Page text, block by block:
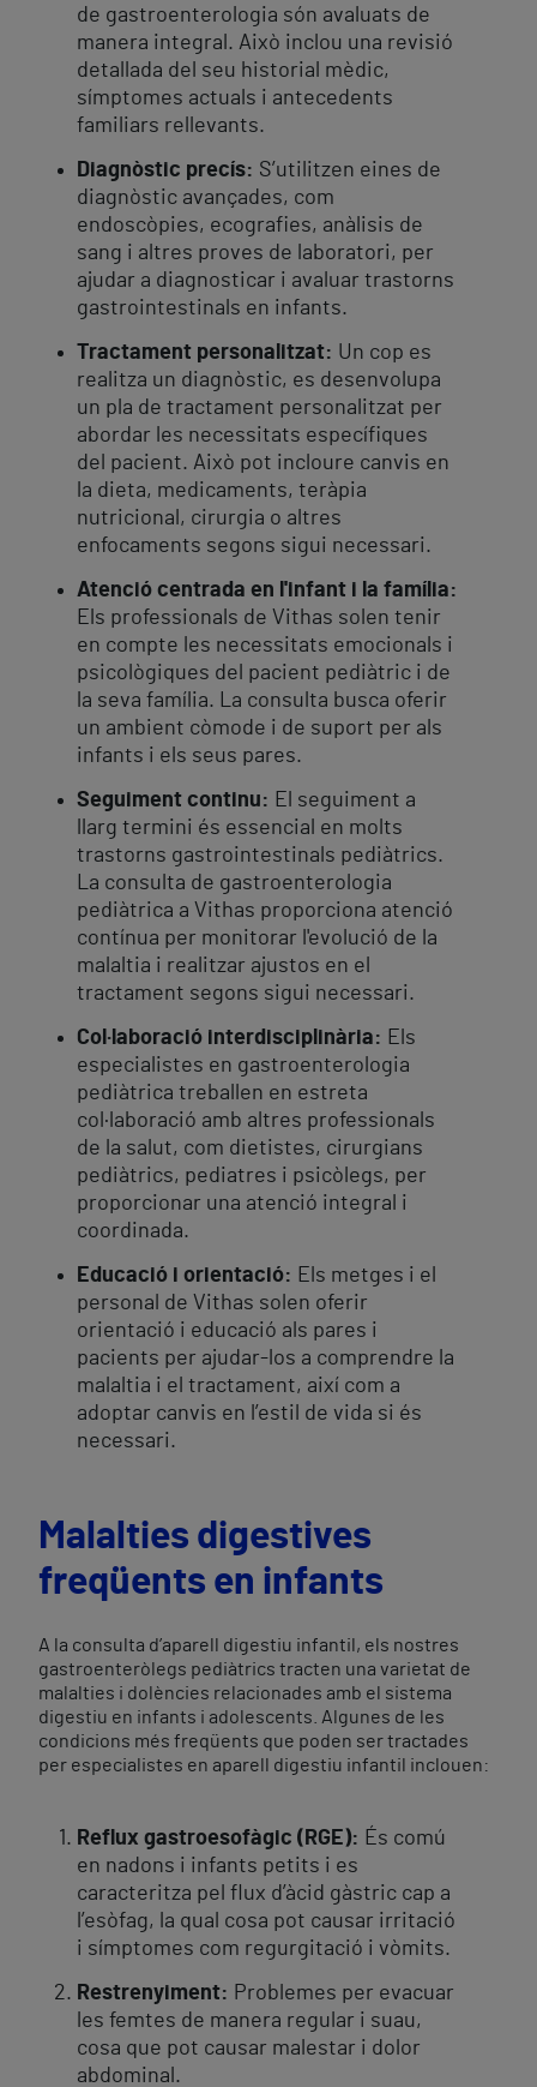
de gastroenterologia són avaluats de
manera integral. Això inclou una revisió
detallada del seu historial mèdic,
símptomes actuals i antecedents
familiars rellevants.
Diagnòstic precís: S’utilitzen eines de
diagnòstic avançades, com
endoscòpies, ecografies, anàlisis de
sang i altres proves de laboratori, per
ajudar a diagnosticar i avaluar trastorns
gastrointestinals en infants.
Tractament personalitzat: Un cop es
realitza un diagnòstic, es desenvolupa
un pla de tractament personalitzat per
abordar les necessitats específiques
del pacient. Això pot incloure canvis en
la dieta, medicaments, teràpia
nutricional, cirurgia o altres
enfocaments segons sigui necessari.
Atenció centrada en l'infant i la família:
Els professionals de Vithas solen tenir
en compte les necessitats emocionals i
psicològiques del pacient pediàtric i de
la seva família. La consulta busca oferir
un ambient còmode i de suport per als
infants i els seus pares.
Seguiment continu: El seguiment a
llarg termini és essencial en molts
trastorns gastrointestinals pediàtrics.
La consulta de gastroenterologia
pediàtrica a Vithas proporciona atenció
contínua per monitorar l'evolució de la
malaltia i realitzar ajustos en el
tractament segons sigui necessari.
Col·laboració interdisciplinària: Els
especialistes en gastroenterologia
pediàtrica treballen en estreta
col·laboració amb altres professionals
de la salut, com dietistes, cirurgians
pediàtrics, pediatres i psicòlegs, per
proporcionar una atenció integral i
coordinada.
Educació i orientació: Els metges i el
personal de Vithas solen oferir
orientació i educació als pares i
pacients per ajudar-los a comprendre la
malaltia i el tractament, així com a
adoptar canvis en l’estil de vida si és
necessari.
Malalties digestives
freqüents en infants
A la consulta d’aparell digestiu infantil, els nostres
gastroenteròlegs pediàtrics tracten una varietat de
malalties i dolències relacionades amb el sistema
digestiu en infants i adolescents. Algunes de les
condicions més freqüents que poden ser tractades
per especialistes en aparell digestiu infantil inclouen:
Reflux gastroesofàgic (RGE): És comú
en nadons i infants petits i es
caracteritza pel flux d’àcid gàstric cap a
l’esòfag, la qual cosa pot causar irritació
i símptomes com regurgitació i vòmits.
Restrenyiment: Problemes per evacuar
les femtes de manera regular i suau,
cosa que pot causar malestar i dolor
abdominal.